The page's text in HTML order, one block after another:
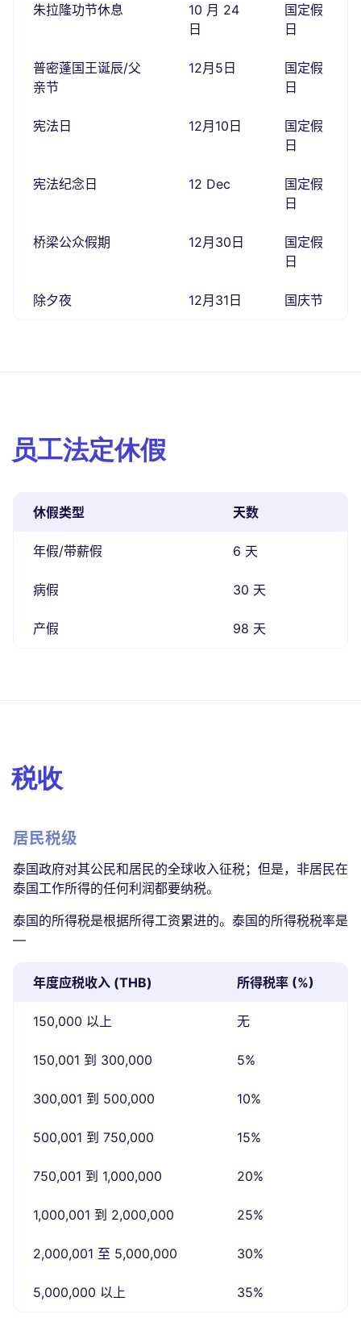
朱拉隆功节休息
10 月 24
日
国定假
日
普密蓬国王诞辰/父
亲节
12月5日
国定假
日
宪法日 12月10日
国定假
日
宪法纪念日 12 Dec
国定假
日
桥梁公众假期 12月30日
国定假
日
除夕夜 12月31日 国庆节
员工法定休假
休假类型 天数
年假/带薪假 6 天
病假 30 天
产假 98 天
税收
居民税级
泰国政府对其公民和居民的全球收入征税；但是，非居民在
泰国工作所得的任何利润都要纳税。
泰国的所得税是根据所得工资累进的。泰国的所得税税率是
—
年度应税收入 (THB) 所得税率 (%)
150,000 以上 无
150,001 到 300,000 5%
300,001 到 500,000 10%
500,001 到 750,000 15%
750,001 到 1,000,000 20%
1,000,001 到 2,000,000 25%
2,000,001 至 5,000,000 30%
5,000,000 以上 35%